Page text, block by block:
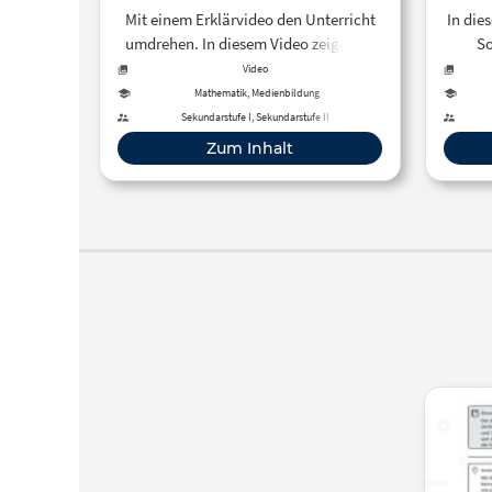
Mit einem Erklärvideo den Unterricht
umdrehen. In diesem Video zeige ich,
wie sie das mit der (kostenlosen)
Software Screencastomatic machen
können. Ganz einfach, mit wenigen
Klicks.
Video
Mathematik, Medienbildung
Sekundarstufe I, Sekundarstufe II
Zum Inhalt
In